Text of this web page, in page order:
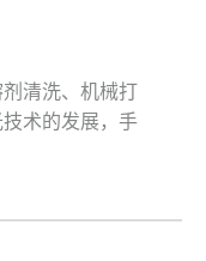
清洗、机械打
术的发展，手